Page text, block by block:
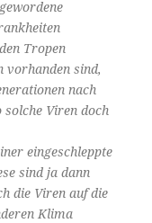
Tropen
vorhanden sind,
nach
solche Viren doch
eingeschleppte
sind ja dann
die Viren auf die
Klima